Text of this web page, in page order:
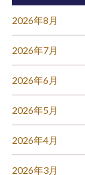
2026年8月
2026年7月
2026年6月
2026年5月
2026年4月
2026年3月